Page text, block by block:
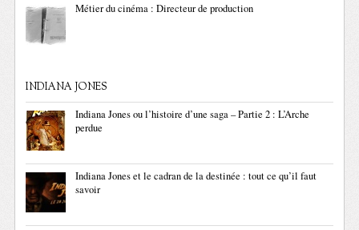
Métier du cinéma : Directeur de production
INDIANA JONES
Indiana Jones ou l’histoire d’une saga – Partie 2 : L’Arche
perdue
Indiana Jones et le cadran de la destinée : tout ce qu’il faut
savoir